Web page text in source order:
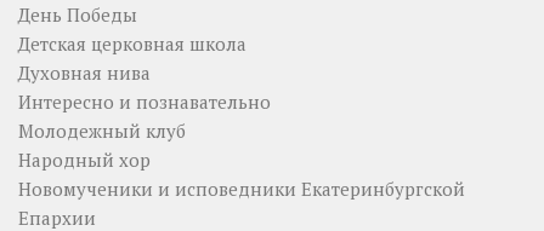
День Победы
Детская церковная школа
Духовная нива
Интересно и познавательно
Молодежный клуб
Народный хор
Новомученики и исповедники Екатеринбургской
Епархии